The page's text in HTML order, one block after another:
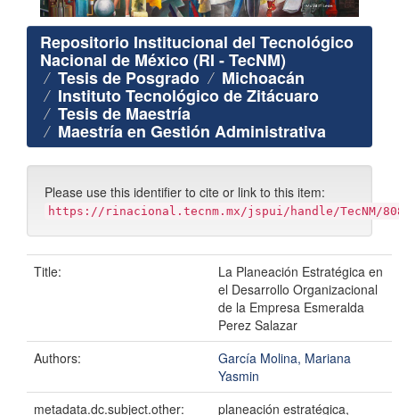
Repositorio Institucional del Tecnológico
Nacional de México (RI - TecNM)
Tesis de Posgrado Michoacán
Instituto Tecnológico de Zitácuaro
Tesis de Maestría
Maestría en Gestión Administrativa
Please use this identifier to cite or link to this item:
https://rinacional.tecnm.mx/jspui/handle/TecNM/
Title:
La Planeación Estratégica en
el Desarrollo Organizacional
de la Empresa Esmeralda
Perez Salazar
Authors:
García Molina, Mariana
Yasmin
metadata.dc.subject.other:
planeación estratégica,